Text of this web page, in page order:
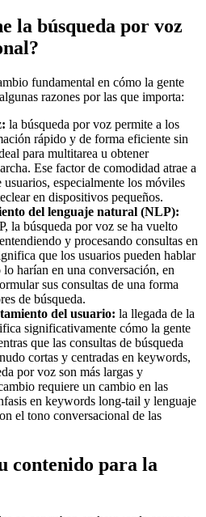
la búsqueda por voz
fundamental en cómo la gente
razones por las que importa:
la búsqueda por voz permite a los
rápido y de forma eficiente sin
para multitarea u obtener
Ese factor de comodidad atrae a
especialmente los móviles
en dispositivos pequeños.
del lenguaje natural (NLP):
la búsqueda por voz se ha vuelto
y procesando consultas en
que los usuarios pueden hablar
harían en una conversación, en
sus consultas de una forma
de búsqueda.
del usuario: la llegada de la
significativamente cómo la gente
que las consultas de búsqueda
cortas y centradas en keywords,
por voz son más largas y
requiere un cambio en las
en keywords long-tail y lenguaje
el tono conversacional de las
contenido para la